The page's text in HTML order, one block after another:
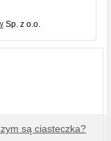
Sp. z o.o.
są ciasteczka?